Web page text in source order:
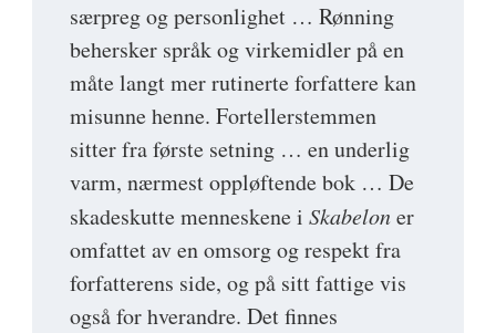
særpreg og personlighet … Rønning
behersker språk og virkemidler på en
måte langt mer rutinerte forfattere kan
misunne henne. Fortellerstemmen
sitter fra første setning … en underlig
varm, nærmest oppløftende bok … De
skadeskutte menneskene i Skabeloner
omfattet av en omsorg og respekt fra
forfatterens side, og på sitt fattige vis
også for hverandre. Det ﬁnnes